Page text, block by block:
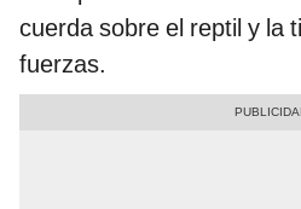
cuerda sobre el reptil y la
fuerzas.